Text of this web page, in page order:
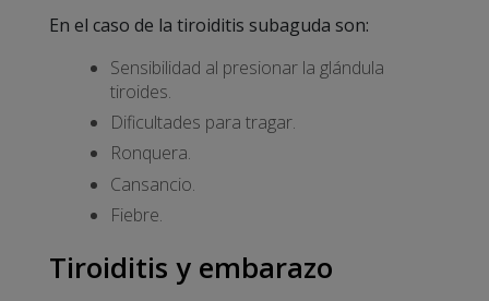
En el caso de la tiroiditis subaguda son:
Sensibilidad al presionar la glándula
tiroides.
Dificultades para tragar.
Ronquera.
Cansancio.
Fiebre.
Tiroiditis y embarazo